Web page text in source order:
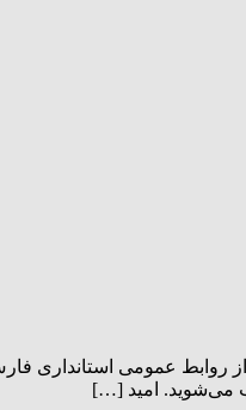
روابط عمومی
می‌شوید. امید […]